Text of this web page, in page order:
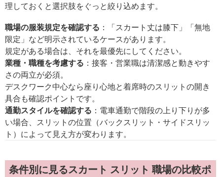
理しておくと選択肢をぐっと絞り込めます。
職場の服装規定を確認する ：「スカート丈は膝下」「無地
限定」など明示されているケースがあります。
規定がある場合は、それを最優先にしてください。
業種・職種を考慮する ：接客・営業職は清潔感と動きやす
さの両立が必須。
デスクワーク中心なら座り心地と着席時のスリットの開き
具合も確認ポイントです。
通勤スタイルを確認する ：電車通勤で階段の上り下りが多
い場合、スリットの位置（バックスリット・サイドスリッ
ト）によって見え方が変わります。
条件別に見るスカート スリット 職場の比較ポ